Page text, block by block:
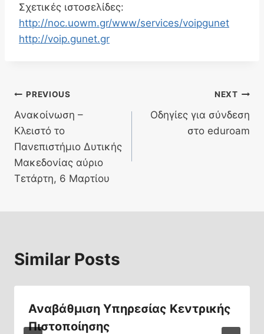
Σχετικές ιστοσελίδες:
http://noc.uowm.gr/www/services/voipgunet
http://voip.gunet.gr
Post
navigation
PREVIOUS
Ανακοίνωση –
Κλειστό το
Πανεπιστήμιο Δυτικής
Μακεδονίας αύριο
Τετάρτη, 6 Μαρτίου
NEXT
Οδηγίες για σύνδεση
στο eduroam
Similar Posts
Αναβάθμιση Υπηρεσίας Κεντρικής
Πιστοποίησης